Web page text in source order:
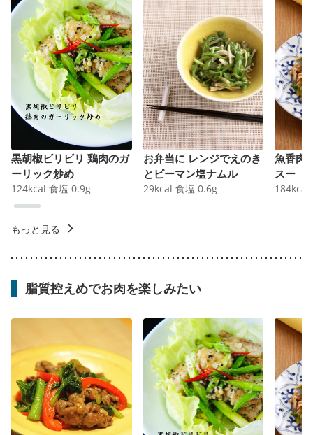
黒胡椒ビリビリ 鶏肉のガ
ーリック炒め
124kcal 食塩 0.9g
お弁当に レンジでえのき
とピーマン塩ナムル
29kcal 食塩 0.6g
魚香肉
スー
184kcal
もっと見る
脂質控えめでお肉を楽しみたい